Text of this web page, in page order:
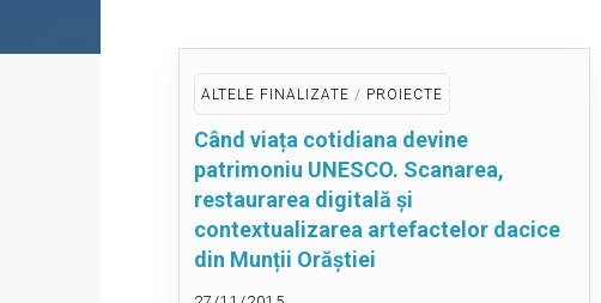
ALTELE FINALIZATE / PROIECTE
Când viața cotidiana devine
patrimoniu UNESCO. Scanarea,
restaurarea digitală și
contextualizarea artefactelor dacice
din Munții Orăștiei